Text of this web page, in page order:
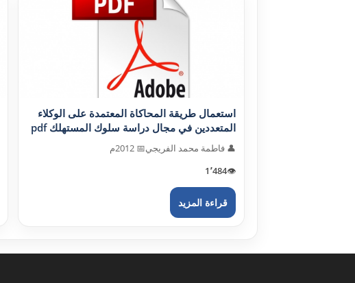
استعمال طريقة المحاكاة المعتمدة على الوكلاء
المتعددين في مجال دراسة سلوك المستهلك pdf
👤 فاطمة محمد الفريجي📅 2012م
👁️1٬484
قراءة المزيد